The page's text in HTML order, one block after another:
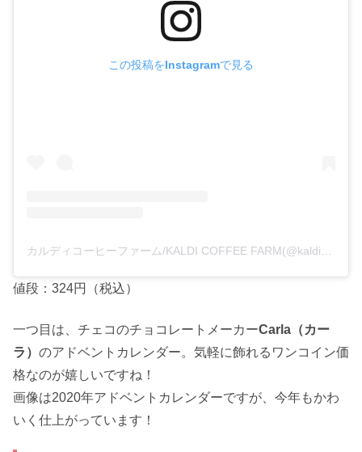
この投稿をInstagramで見る
カルディコーヒーファーム/KALDI COFFEE FARM(@kaldicoffeefarm)がシェアした投稿
値段：324円（税込）
一つ目は、チェコのチョコレートメーカーCarla（カー
ラ） のアドベントカレンダー。気軽に飾れるワンコイン価
格なのが嬉しいですね！
画像は2020年アドベントカレンダーですが、今年もかわ
いく仕上がっています！